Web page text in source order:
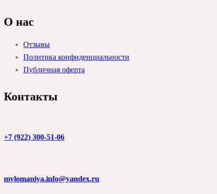
О нас
Отзывы
Политика конфиденциальности
Публичная оферта
Контакты
+7 (922) 300-51-06
mylomaniya.info@yandex.ru